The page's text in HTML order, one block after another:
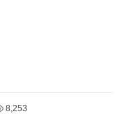
8,253